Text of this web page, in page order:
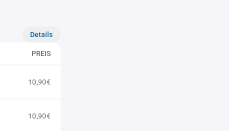
Details
PREIS
10,90€
10,90€